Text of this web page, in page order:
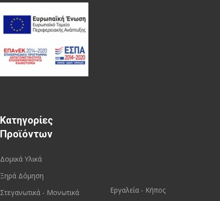
Κατηγορίες
Προϊόντων
Δομικά Υλικά
Ξηρά Δόμηση
Στεγανωτικά - Μονωτικά
Εργαλεία - Κήπος